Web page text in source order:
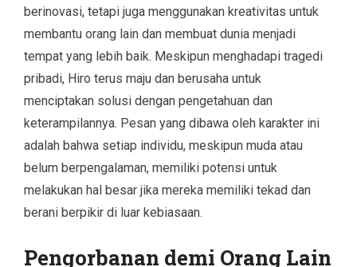
berinovasi, tetapi juga menggunakan kreativitas untuk
membantu orang lain dan membuat dunia menjadi
tempat yang lebih baik. Meskipun menghadapi tragedi
pribadi, Hiro terus maju dan berusaha untuk
menciptakan solusi dengan pengetahuan dan
keterampilannya. Pesan yang dibawa oleh karakter ini
adalah bahwa setiap individu, meskipun muda atau
belum berpengalaman, memiliki potensi untuk
melakukan hal besar jika mereka memiliki tekad dan
berani berpikir di luar kebiasaan.
Pengorbanan demi Orang Lain